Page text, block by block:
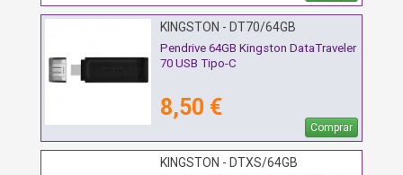
KINGSTON - DT70/64GB
Pendrive 64GB Kingston DataTraveler
70 USB Tipo-C
8,50 €
Comprar
KINGSTON - DTXS/64GB